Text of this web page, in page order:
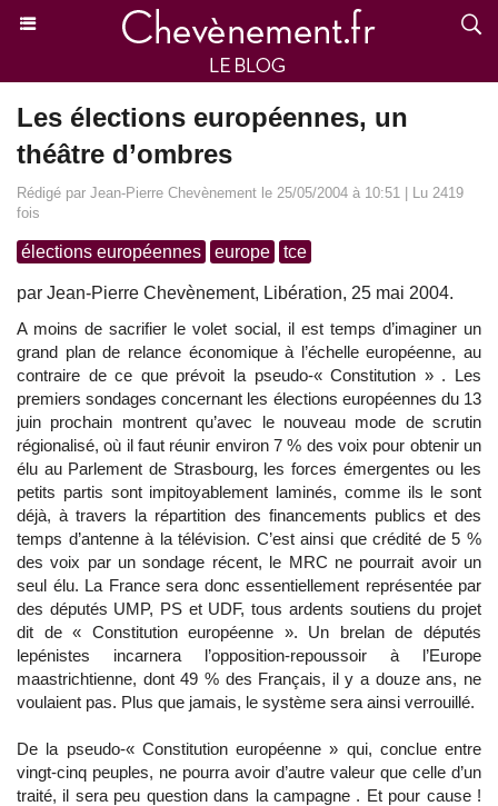
Les élections européennes, un
théâtre d’ombres
Rédigé par Jean-Pierre Chevènement le 25/05/2004 à 10:51 | Lu 2419
fois
élections européennes europe tce
par Jean-Pierre Chevènement, Libération, 25 mai 2004.
A moins de sacrifier le volet social, il est temps d’imaginer un
grand plan de relance économique à l’échelle européenne, au
contraire de ce que prévoit la pseudo-« Constitution » . Les
premiers sondages concernant les élections européennes du 13
juin prochain montrent qu’avec le nouveau mode de scrutin
régionalisé, où il faut réunir environ 7 % des voix pour obtenir un
élu au Parlement de Strasbourg, les forces émergentes ou les
petits partis sont impitoyablement laminés, comme ils le sont
déjà, à travers la répartition des financements publics et des
temps d’antenne à la télévision. C’est ainsi que crédité de 5 %
des voix par un sondage récent, le MRC ne pourrait avoir un
seul élu. La France sera donc essentiellement représentée par
des députés UMP, PS et UDF, tous ardents soutiens du projet
dit de « Constitution européenne ». Un brelan de députés
lepénistes incarnera l’opposition-repoussoir à l’Europe
maastrichtienne, dont 49 % des Français, il y a douze ans, ne
voulaient pas. Plus que jamais, le système sera ainsi verrouillé.
De la pseudo-« Constitution européenne » qui, conclue entre
vingt-cinq peuples, ne pourra avoir d’autre valeur que celle d’un
traité, il sera peu question dans la campagne . Et pour cause !